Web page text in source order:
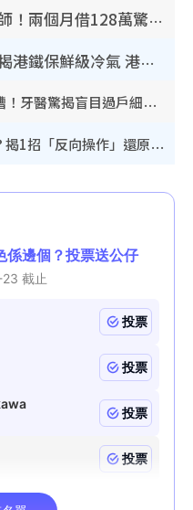
銀行高層戀上水療女技師！兩個月借128萬驚覺「沉船」沉落火海 揭背後疑似邪教操控賣淫
內地客歎港人唔識老！揭港鐵保鮮級冷氣 港人求放過：咪投訴
牙線棒亂用隨時越清越污糟！牙醫驚揭盲目過戶細菌恐致蛀牙：呢種先係日常真保養
WhatsApp預設貼圖點刪？揭1招「反向操作」還原簡潔介面 附3步實測教學